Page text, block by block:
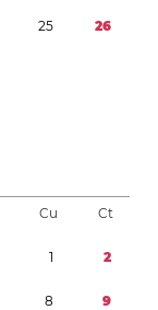
25 26
Cu Ct
1 2
8 9